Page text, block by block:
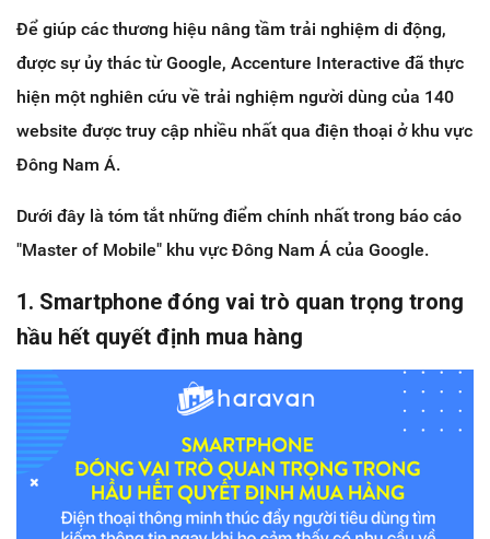
Để giúp các thương hiệu nâng tầm trải nghiệm di động,
được sự ủy thác từ Google, Accenture Interactive đã thực
hiện một nghiên cứu về trải nghiệm người dùng của 140
website được truy cập nhiều nhất qua điện thoại ở khu vực
Đông Nam Á.
Dưới đây là tóm tắt những điểm chính nhất trong báo cáo
"Master of Mobile" khu vực Đông Nam Á của Google.
1. Smartphone đóng vai trò quan trọng trong
hầu hết quyết định mua hàng